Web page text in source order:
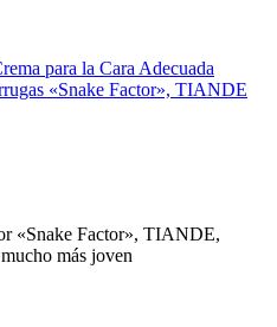
para la Cara Adecuada
«Snake Factor», TIANDE
«Snake Factor», TIANDE,
más joven